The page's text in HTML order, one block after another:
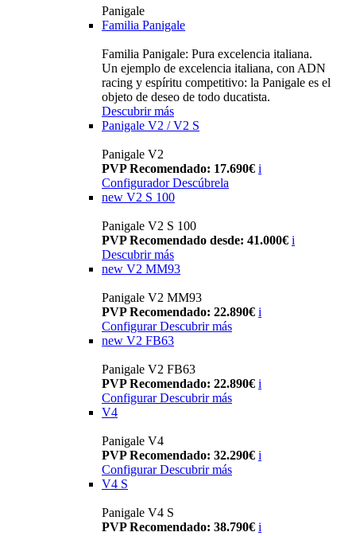
Panigale
Familia Panigale
Familia Panigale: Pura excelencia italiana.
Un ejemplo de excelencia italiana, con ADN
racing y espíritu competitivo: la Panigale es el
objeto de deseo de todo ducatista.
Descubrir más
Panigale V2 / V2 S
Panigale V2
PVP Recomendado: 17.690€ i
Configurador Descúbrela
new V2 S 100
Panigale V2 S 100
PVP Recomendado desde: 41.000€ i
Descubrir más
new V2 MM93
Panigale V2 MM93
PVP Recomendado: 22.890€ i
Configurar Descubrir más
new V2 FB63
Panigale V2 FB63
PVP Recomendado: 22.890€ i
Configurar Descubrir más
V4
Panigale V4
PVP Recomendado: 32.290€ i
Configurar Descubrir más
V4 S
Panigale V4 S
PVP Recomendado: 38.790€ i